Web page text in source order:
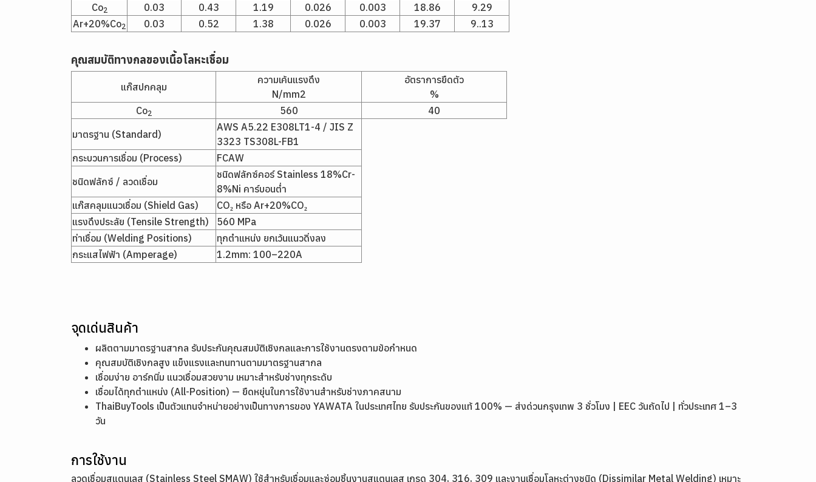
Co2 0.03 0.43 1.19 0.026 0.003 18.86
9.29
Ar+20%Co2 0.03 0.52 1.38 0.026 0.003 19.37 9..13
คุณสมบัติทางกลของเนื้อโลหะเชื่อม
แก๊สปกคลุม
ความเค้นแรงดึง
N/mm2
อัตราการยืดตัว
%
Co2 560
40
มาตรฐาน (Standard)
AWS A5.22 E308LT1-4 / JIS Z
3323 TS308L-FB1
กระบวนการเชื่อม (Process)
FCAW
ชนิดฟลักซ์ / ลวดเชื่อม
ชนิดฟลักซ์คอร์ Stainless 18%Cr-
8%Ni คาร์บอนต่ำ
แก๊สคลุมแนวเชื่อม (Shield Gas)
CO₂ หรือ Ar+20%CO₂
แรงดึงประลัย (Tensile Strength)
560 MPa
ท่าเชื่อม (Welding Positions)
ทุกตำแหน่ง ยกเว้นแนวดิ่งลง
กระแสไฟฟ้า (Amperage)
1.2mm: 100–220A
จุดเด่นสินค้า
ผลิตตามมาตรฐานสากล รับประกันคุณสมบัติเชิงกลและการใช้งานตรงตามข้อกำหนด
คุณสมบัติเชิงกลสูง แข็งแรงและทนทานตามมาตรฐานสากล
เชื่อมง่าย อาร์กนิ่ม แนวเชื่อมสวยงาม เหมาะสำหรับช่างทุกระดับ
เชื่อมได้ทุกตำแหน่ง (All-Position) — ยืดหยุ่นในการใช้งานสำหรับช่างภาคสนาม
ThaiBuyTools เป็นตัวแทนจำหน่ายอย่างเป็นทางการของ YAWATA ในประเทศไทย รับประกันของแท้ 100% — ส่งด่วนกรุงเทพ 3 ชั่วโมง | EEC วันถัดไป | ทั่วประเทศ 1–3
วัน
การใช้งาน
ลวดเชื่อมสแตนเลส (Stainless Steel SMAW) ใช้สำหรับเชื่อมและซ่อมชิ้นงานสแตนเลส เกรด 304, 316, 309 และงานเชื่อมโลหะต่างชนิด (Dissimilar Metal Welding) เหมาะ